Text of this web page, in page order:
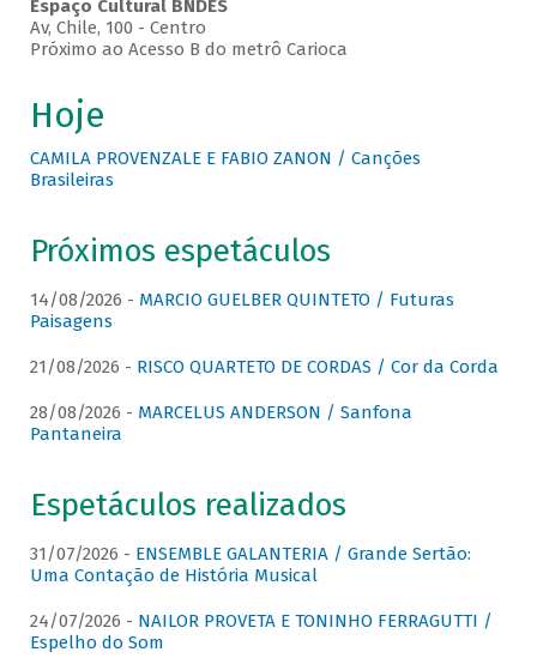
Espaço Cultural BNDES
Av, Chile, 100 - Centro
Próximo ao Acesso B do metrô Carioca
Hoje
CAMILA PROVENZALE E FABIO ZANON / Canções
Brasileiras
Próximos espetáculos
14/08/2026 - MARCIO GUELBER QUINTETO / Futuras
Paisagens
21/08/2026 - RISCO QUARTETO DE CORDAS / Cor da Corda
28/08/2026 - MARCELUS ANDERSON / Sanfona
Pantaneira
Espetáculos realizados
31/07/2026 - ENSEMBLE GALANTERIA / Grande Sertão:
Uma Contação de História Musical
24/07/2026 - NAILOR PROVETA E TONINHO FERRAGUTTI /
Espelho do Som